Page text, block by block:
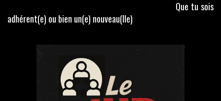
Que tu sois
adhérent(e) ou bien un(e) nouveau(lle)